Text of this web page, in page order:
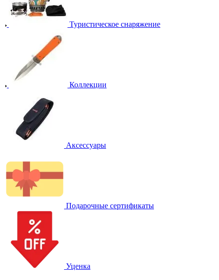
Туристическое снаряжение
Коллекции
Аксессуары
Подарочные сертификаты
Уценка